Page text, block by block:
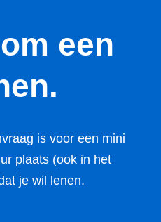
een
is voor een mini
plaats (ook in het
je wil lenen.